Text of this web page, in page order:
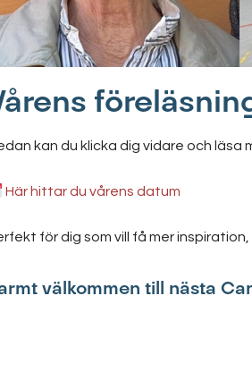
kan du klicka dig vidare och läsa
Här hittar du vårens datum
för dig som vill få mer
välkommen till nästa